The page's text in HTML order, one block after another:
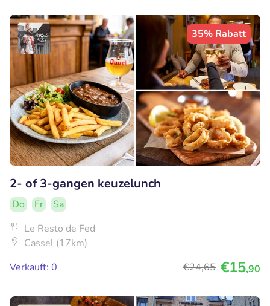
35% Rabatt
2- of 3-gangen keuzelunch
Do Fr
Sa
Le Resto de Fed
Cassel (17km)
Verkauft: 0
€24,65 €15,90